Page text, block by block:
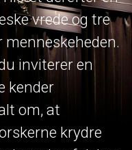
vrede og tre
inviterer en
kender
om, at
krydre